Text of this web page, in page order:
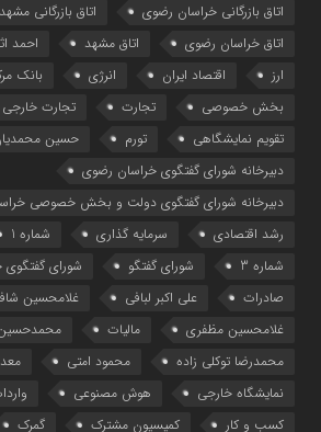
اتاق بازرگانی خراسان رضوی
اتاق بازرگانی مشهد
اتاق خراسان رضوی
اتاق مشهد
احمد
ارز
اقتصاد ایران انرژی
بانک
بخش خصوصی
تجارت تجارت خارجی
تقویم نمایشگاهی
تورم
حسین
دبیرخانه شورای گفتگوی خراسان رضوی
دبیرخانه شورای گفتگوی دولت و بخش خصوصی
رشد اقتصادی
سرمایه گذاری شماره 1
شماره 3
شورای گفتگو
شورای
صادرات
علی اکبر لبافی
غلامحسین
غلامحسین مظفری
مالیات
محمدرضا توکلی زاده
محمود امتی
نمایشگاه خارجی
هوش مصنوعی
کسب و کار
کمیسیون مشترک گمرک